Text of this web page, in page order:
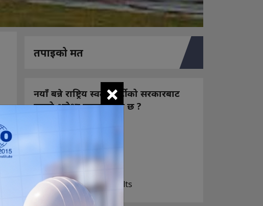
तपाइको मत
नयाँ बन्ने राष्ट्रिय स्वतन्त्र पार्टीको सरकारबाट
कस्तो अपेक्षा राख्नुभएको छ ?
खोइ, खासै आशा छैन
ज सुकै होस्
View Results
×